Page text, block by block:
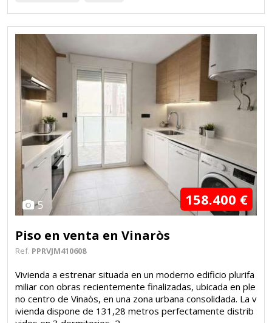
5 158.400 €
Piso en venta en Vinaròs
Ref. PPRVJM410608
Vivienda a estrenar situada en un moderno edificio plurifa
miliar con obras recientemente finalizadas, ubicada en ple
no centro de Vinaòs, en una zona urbana consolidada. La v
ivienda dispone de 131,28 metros perfectamente distrib